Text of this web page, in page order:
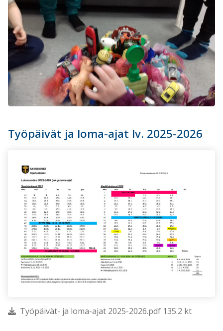
Työpäivät ja loma-ajat lv. 2025-2026
Työpäivät- ja loma-ajat 2025-2026.pdf 135.2 kt